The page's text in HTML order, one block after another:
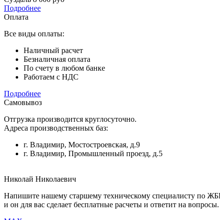
Подробнее
Оплата
Все виды оплаты:
Наличный расчет
Безналичная оплата
По счету в любом банке
Работаем с НДС
Подробнее
Самовывоз
Отгрузка производится круглосуточно.
Адреса производственных баз:
г. Владимир, Мостостроевская, д.9
г. Владимир, Промышленный проезд, д.5
Николай Николаевич
Напишите нашему старшему техническому специалисту по
и он для вас сделает бесплатные расчеты и ответит на вопросы.